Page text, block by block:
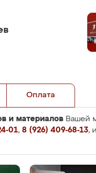
Оплата
и материалов Вашей
01, 8 (926) 409-68-13,